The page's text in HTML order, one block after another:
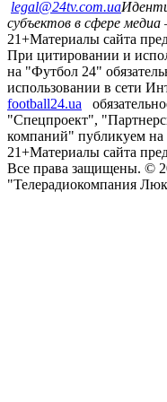
legal@24tv.com.ua
субъектов в сфере
21+Материалы сайта
При цитировании и
на "Футбол 24"
использовании в сети
football24.ua
"Спецпроект",
компаний" публикуем на
21+Материалы сайта
Все права защищены. ©
"Телерадиокомпания